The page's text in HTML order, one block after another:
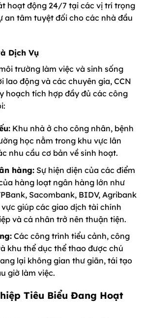
hoạt động 24/7 tại các vị trí trọng
an tâm tuyệt đối cho các nhà đầu
Dịch Vụ
trường làm việc và sinh sống
lao động và các chuyên gia, CCN
hoạch tích hợp đầy đủ các công
Khu nhà ở cho công nhân, bệnh
học nằm trong khu vực lân
nhu cầu cơ bản về sinh hoạt.
hàng:Sự hiện diện của các điểm
hàng loạt ngân hàng lớn như
Sacombank, BIDV, Agribank
giúp các giao dịch tài chính
và cá nhân trở nên thuận tiện.
Các công trình tiểu cảnh, công
khu thể dục thể thao được chú
lại không gian thư giãn, tái tạo
giờ làm việc.
Tiêu Biểu Đang Hoạt